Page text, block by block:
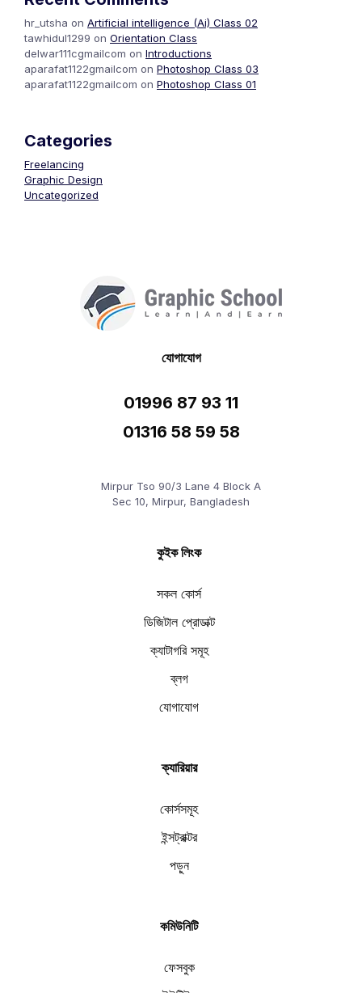
hr_utsha on Artificial intelligence (Ai) Class 02
tawhidul1299 on Orientation Class
delwar111cgmailcom on Introductions
aparafat1122gmailcom on Photoshop Class 03
aparafat1122gmailcom on Photoshop Class 01
Categories
Freelancing
Graphic Design
Uncategorized
যোগাযোগ
01996 87 93 11
01316 58 59 58
Mirpur Tso 90/3 Lane 4 Block A
Sec 10, Mirpur, Bangladesh
কুইক লিংক
সকল কোর্স
ডিজিটাল প্রোডাক্ট
ক্যাটাগরি সমূহ
ব্লগ
যোগাযোগ
ক্যারিয়ার
কোর্সসমূহ
ইন্সট্রাক্টর
পড়ুন
কমিউনিটি
ফেসবুক